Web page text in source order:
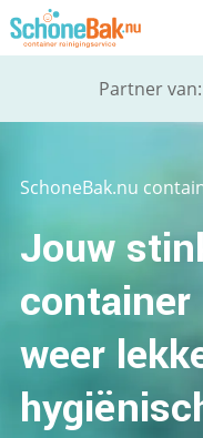
Partner van:
SchoneBak.nu
Jouw
container
weer